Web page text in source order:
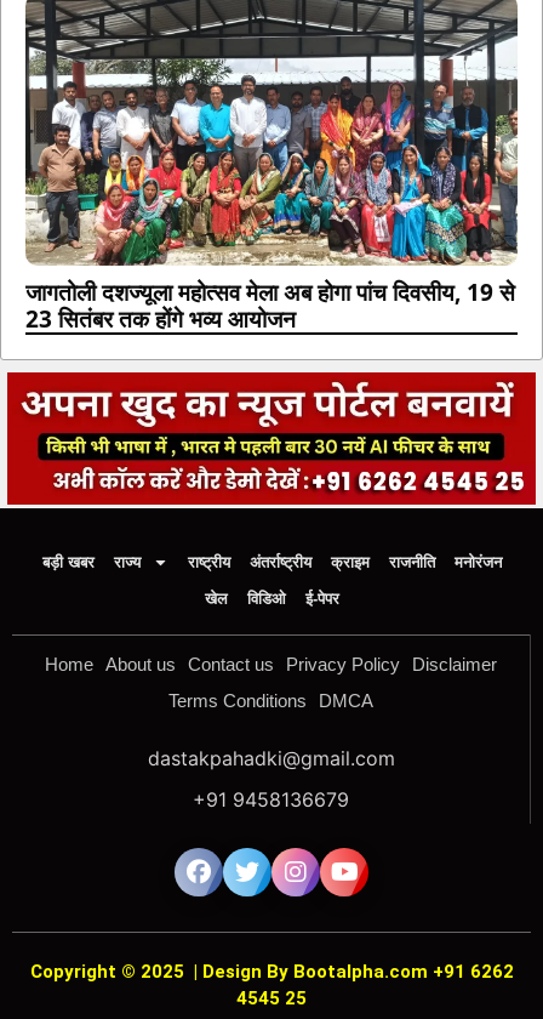
जागतोली दशज्यूला महोत्सव मेला अब होगा पांच दिवसीय, 19 से
23 सितंबर तक होंगे भव्य आयोजन
बड़ी खबर राज्य राष्ट्रीय अंतर्राष्ट्रीय क्राइम राजनीति
मनोरंजन
खेल
विडिओ ई-पेपर
Home About us Contact us Privacy Policy
Disclaimer
Terms Conditions
DMCA
dastakpahadki@gmail.com
+91 9458136679
Copyright © 2025 | Design By Bootalpha.com +91 6262
4545 25